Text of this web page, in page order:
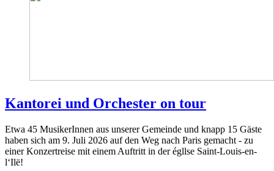
Kantorei und Orchester on tour
Etwa 45 MusikerInnen aus unserer Gemeinde und knapp 15 Gäste
haben sich am 9. Juli 2026 auf den Weg nach Paris gemacht - zu
einer Konzertreise mit einem Auftritt in der égllse Saint-Louis-en-
l‘Ilë!